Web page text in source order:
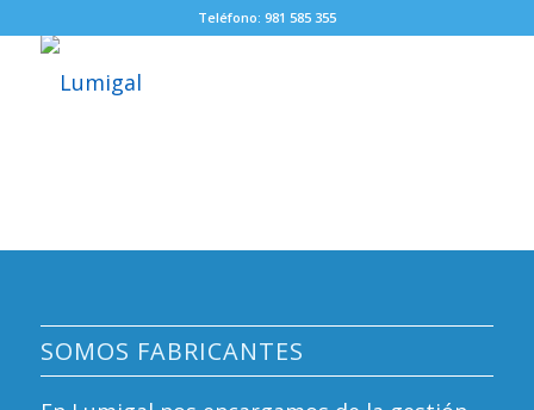
Teléfono: 981 585 355
SOMOS FABRICANTES